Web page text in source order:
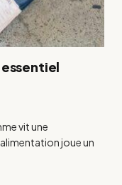
vit une
joue un